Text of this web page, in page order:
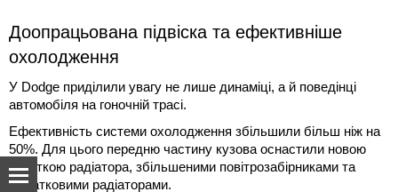
Доопрацьована підвіска та ефективніше
охолодження
У Dodge приділили увагу не лише динаміці, а й поведінці
автомобіля на гоночній трасі.
Ефективність системи охолодження збільшили більш ніж на
50%. Для цього передню частину кузова оснастили новою
решіткою радіатора, збільшеними повітрозабірниками та
додатковими радіаторами.